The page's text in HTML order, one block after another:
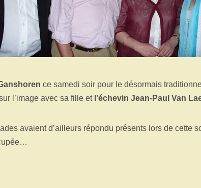
ce samedi soir pour le désormais
l’image avec sa fille et l’échevin Jean-Paul Van
avaient d’ailleurs répondu présents lors de cette